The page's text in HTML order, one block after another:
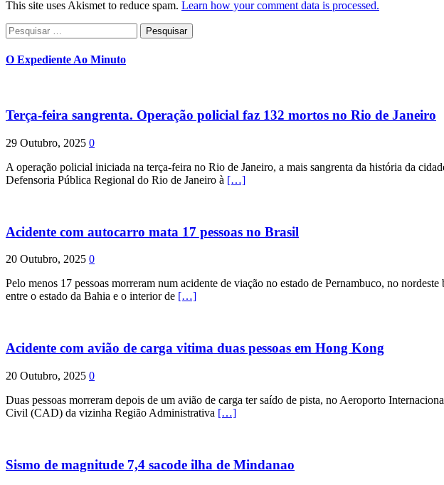
This site uses Akismet to reduce spam. Learn how your comment data is processed.
Pesquisar
por:
O Expediente Ao Minuto
Terça-feira sangrenta. Operação policial faz 132 mortos no Rio de Janeiro
29 Outubro, 2025 0
A operação policial iniciada na terça-feira no Rio de Janeiro, a mais sangrenta da história da
Defensoria Pública Regional do Rio de Janeiro à […]
Acidente com autocarro mata 17 pessoas no Brasil
20 Outubro, 2025 0
Pelo menos 17 pessoas morreram num acidente de viação no estado de Pernambuco, no
entre o estado da Bahia e o interior de […]
Acidente com avião de carga vitima duas pessoas em Hong Kong
20 Outubro, 2025 0
Duas pessoas morreram depois de um avião de carga ter saído de pista, no Aeroporto
Civil (CAD) da vizinha Região Administrativa […]
Sismo de magnitude 7,4 sacode ilha de Mindanao